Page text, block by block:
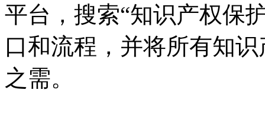
平台，搜索“知识产权保
口和流程，并将所有知
之需。